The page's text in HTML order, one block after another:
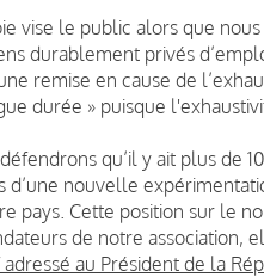
vise le public alors que
durablement privés
remise en cause de
durée » puisque
qu’il y ait plus de
d’une nouvelle
pays. Cette position sur le
de notre association,
au Président de la